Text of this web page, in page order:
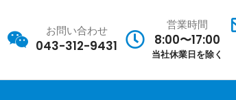
お問い合わせ
043-312-9431
営業時間
8:00〜17:00
当社休業日を除く